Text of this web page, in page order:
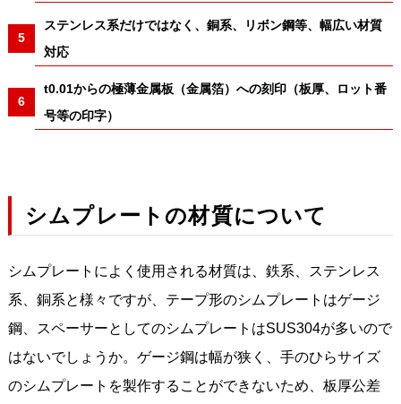
ステンレス系だけではなく、銅系、リボン鋼等、幅広い材質
対応
t0.01からの極薄金属板（金属箔）への刻印（板厚、ロット番
号等の印字）
シムプレートの材質について
シムプレートによく使用される材質は、鉄系、ステンレス
系、銅系と様々ですが、テープ形のシムプレートはゲージ
鋼、スペーサーとしてのシムプレートはSUS304が多いので
はないでしょうか。ゲージ鋼は幅が狭く、手のひらサイズ
のシムプレートを製作することができないため、板厚公差